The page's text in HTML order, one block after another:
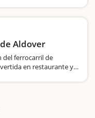
para mantener viva
Aldover
del ferrocarril de
en restaurante y